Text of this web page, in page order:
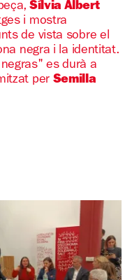
Sílvia Albert
i mostra
de vista sobre el
negra i la identitat.
es durà a
per Semilla